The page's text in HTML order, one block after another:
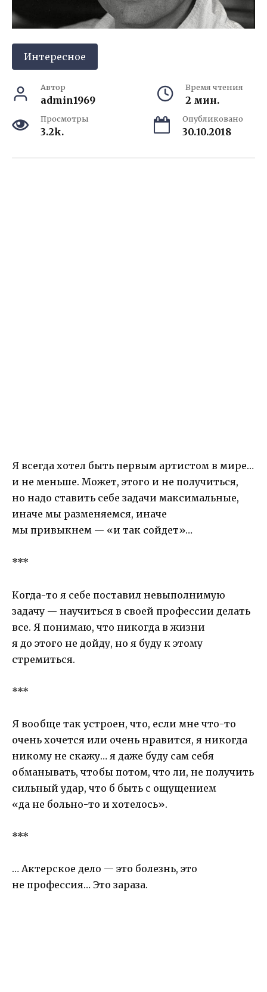
Интересное
Автор
admin1969
Время чтения
2 мин.
Просмотры
3.2k.
Опубликовано
30.10.2018
Я всегда хотел быть первым артистом в мире…
и не меньше. Может, этого и не получиться,
но надо ставить себе задачи максимальные,
иначе мы разменяемся, иначе
мы привыкнем — «и так сойдет»…
***
Когда-то я себе поставил невыполнимую
задачу — научиться в своей профессии делать
все. Я понимаю, что никогда в жизни
я до этого не дойду, но я буду к этому
стремиться.
***
Я вообще так устроен, что, если мне что-то
очень хочется или очень нравится, я никогда
никому не скажу… я даже буду сам себя
обманывать, чтобы потом, что ли, не получить
сильный удар, что б быть с ощущением
«да не больно-то и хотелось».
***
… Актерское дело — это болезнь, это
не профессия… Это зараза.